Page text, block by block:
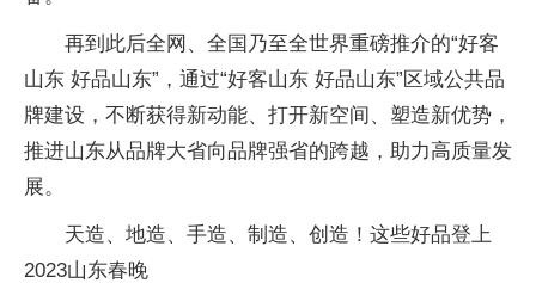
再到此后全网、全国乃至全世界重磅推介的“好客
山东 好品山东”，通过“好客山东 好品山东”区域公共品
牌建设，不断获得新动能、打开新空间、塑造新优势，
推进山东从品牌大省向品牌强省的跨越，助力高质量发
展。
天造、地造、手造、制造、创造！这些好品登上
2023山东春晚